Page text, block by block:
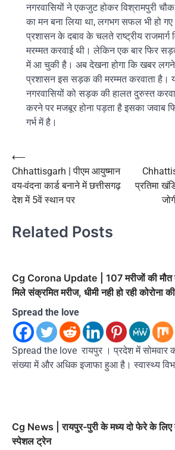
नगरवासियों ने एकजुट होकर विश्रामपुरी
का मन बना लिया था, लगभग सफल भी हो
प्रशासन के दबाव के चलते राष्ट्रीय
मरम्मत करवाई थी। लेकिन एक बार फिर
में आ चुकी है। अब देखना होगा कि खबर
प्रशासन इस सड़क की मरम्मत करवाता है।
नगरवासियों को सड़क की हालत दुरुस्त
करने पर मजबूर होना पड़ता है इसका जवाब
गर्भ में है।
Post
navigation
⟵
Chhattisgarh | पीएम आयुष्मान
वय-वंदना कार्ड बनाने में छत्तीसगढ़
देश में 5वें स्थान पर
प्रतिमा
Related Posts
Cg Corona Update | 107 मरीजों की मौत
मिले संक्रमित मरीज, धीमी नही हो रही कोरोना
Spread the love
Spread the love रायपुर । प्रदेश में सोमवार
संख्या में और अधिक इजाफा हुआ है। स्वास्थ्य
Cg News | रायपुर-पुरी के मध्य दो फेरे के लिए
स्पेशल ट्रेन